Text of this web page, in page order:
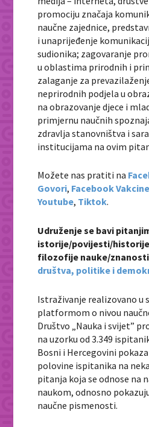
promociju značaja
naučne zajednice,
i unaprijeđenje
sudionika; zagovaranje
u oblastima prirodnih i
zalaganje za
neprirodnih podjela u
na obrazovanje djece i
primjernu naučnih
zdravlja stanovništva i
institucijama na ovim
Možete nas pratiti na
Govori, Facebook
Youtube, Tiktok.
Udruženje se bavi
istorije/povijesti/
filozofije nauke/
društva, politike i
Istraživanje realizovano u
platformom o nivou
Društvo „Nauka i svijet”
na uzorku od 3.349
Bosni i Hercegovini
polovine ispitanika na
pitanja koja se odnose na
naukom, odnosno
naučne pismenosti.